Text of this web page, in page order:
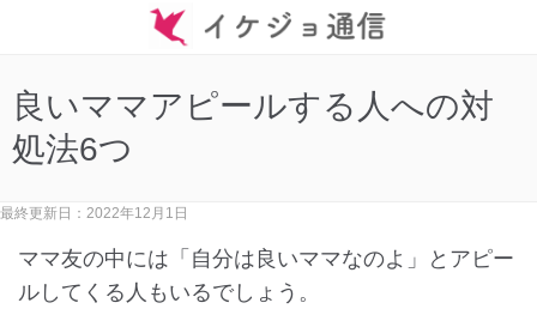
良いママアピールする人への対
処法6つ
最終更新日：2022年12月1日
ママ友の中には「自分は良いママなのよ」とアピー
ルしてくる人もいるでしょう。